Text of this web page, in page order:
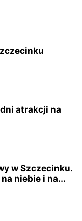
atrakcji na
w Szczecinku.
niebie i na...